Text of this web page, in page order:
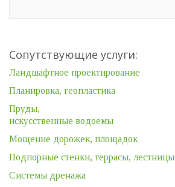
Сопутствующие услуги:
Ландшафтное проектирование
Планировка, геопластика
Пруды,
искусственные водоемы
Мощение дорожек, площадок
Подпорные стенки, террасы, лестницы
Системы дренажа